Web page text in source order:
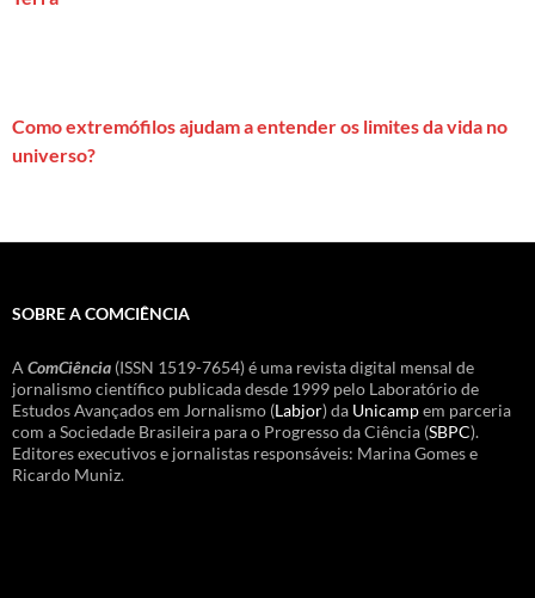
Como extremófilos ajudam a entender os limites da vida no
universo?
SOBRE A COMCIÊNCIA
A ComCiência (ISSN 1519-7654) é uma revista digital mensal de
jornalismo científico publicada desde 1999 pelo Laboratório de
Estudos Avançados em Jornalismo (Labjor) da Unicampem parceria
com a Sociedade Brasileira para o Progresso da Ciência (SBPC).
Editores executivos e jornalistas responsáveis: Marina Gomes e
Ricardo Muniz.